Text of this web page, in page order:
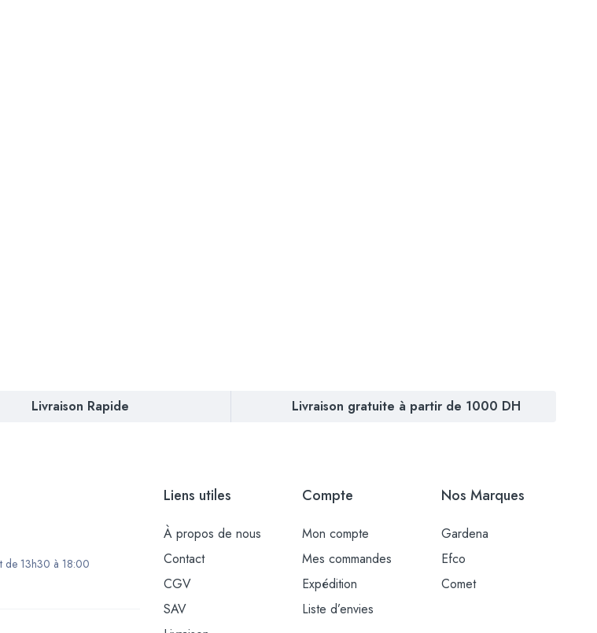
Livraison Rapide Livraison gratuite à partir de 1000 DH
de 13h30 à 18:00
Liens utiles
À propos de nous
Contact
CGV
SAV
Compte
Mon compte
Mes commandes
Expédition
Liste d’envies
Nos Marques
Gardena
Efco
Comet